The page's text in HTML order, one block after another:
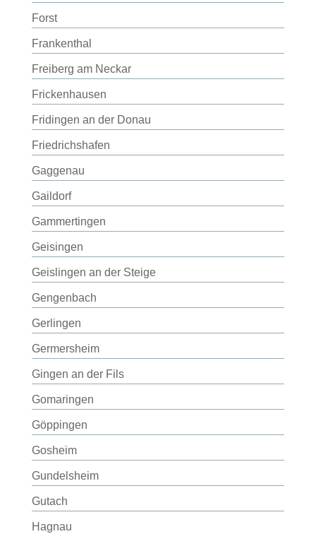
Forst
Frankenthal
Freiberg am Neckar
Frickenhausen
Fridingen an der Donau
Friedrichshafen
Gaggenau
Gaildorf
Gammertingen
Geisingen
Geislingen an der Steige
Gengenbach
Gerlingen
Germersheim
Gingen an der Fils
Gomaringen
Göppingen
Gosheim
Gundelsheim
Gutach
Hagnau